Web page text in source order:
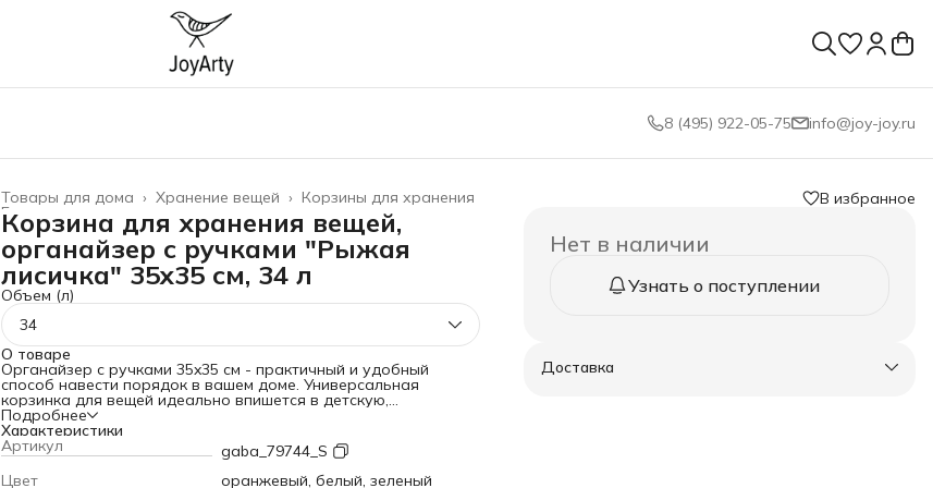
8 (495) 922-05-75 info@joy-joy.ru
Корзины для хранения
Хранение вещей ›
Товары для дома ›
Главная
Корзина для хранения вещей,
органайзер с ручками "Рыжая
лисичка" 35x35 см, 34 л
Объем (л)
34
О товаре
Органайзер с ручками 35x35 см - практичный и удобный
способ навести порядок в вашем доме. Универсальная
корзинка для вещей идеально впишется в детскую,
гардеробную и ванную комнату. Изготовлена из плотного
искусственного войлока на основе волокон 100% полиэстера
с плотностью 240 гр/кв.м. и объемом 34 литра. При
изготовлении изделия применяются безопасные и
экологичные материалы, которые устойчивы к влаге, быстро
Подробнее
Характеристики
Артикул
gaba_79744_S
Цвет
оранжевый, белый, зеленый
В избранное
Нет в наличии
Узнать о поступлении
Доставка